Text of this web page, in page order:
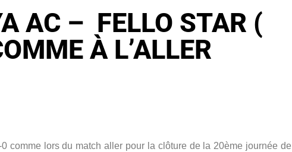
AC – FELLO STAR (
À L’ALLER
comme lors du match aller pour la clôture de la 20ème journée de